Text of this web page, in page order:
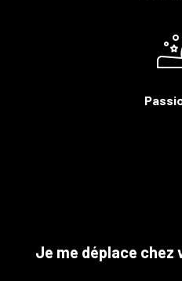
Je me déplace chez